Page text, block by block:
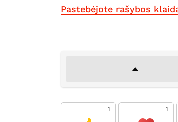
Pastebėjote rašybos
1 1